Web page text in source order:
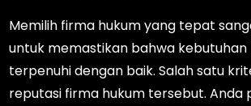
Memilih firma hukum yang tepat
untuk memastikan bahwa kebutuhan
terpenuhi dengan baik. Salah satu
reputasi firma hukum tersebut. Anda